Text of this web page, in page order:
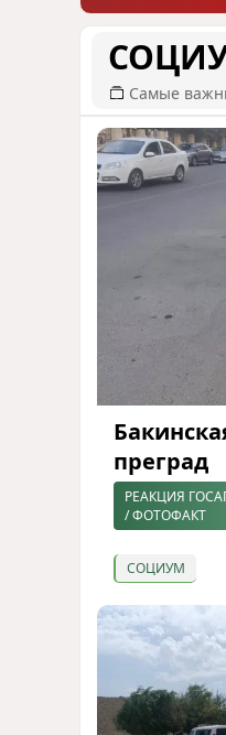
Самые
преград
РЕАКЦИЯ
/ ФОТОФАКТ
СОЦИУМ